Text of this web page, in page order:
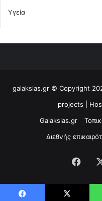
Υγεία
galaksias.gr © Copyright
projects |
Galaksias.gr
Διεθνής